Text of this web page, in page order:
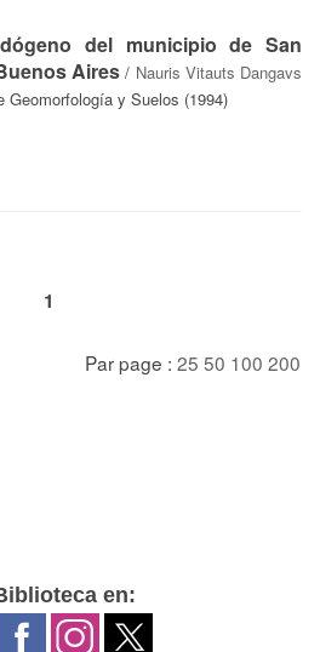
del municipio de San
Aires / Nauris Vitauts Dangavs
y Suelos (1994)
1
Par page : 25 50 100 200
en: